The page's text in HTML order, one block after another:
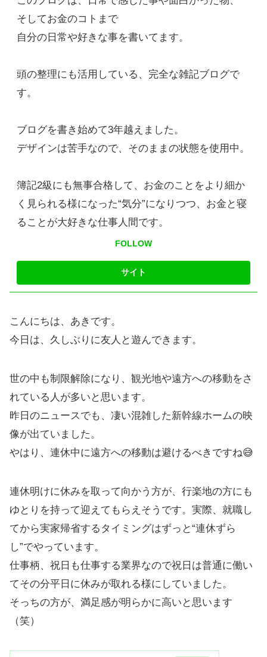
そしてお金のコトまで
自分の日常や好きな事を書いてます。
頭の整理にも活用している、完全な雑記ブログで
す。
ブログを書き始めて3年越えました。
デザインは苦手なので、そのままの状態を使用中。
簿記2級にも無事合格して、お金のことをより細か
く見られる様になった“気分”になりつつ、お金と寝
ることが大好きな仕事人間です。
FOLLOW
こんにちは、あきです。
今日は、久しぶりに友人と遊んできます。
世の中も制限解除になり、観光地や遠方への移動をさ
れている人が多いと思います。
昨日のニュースでも、凄い混雑した新幹線ホームの映
像が出ていました。
やはり、連休中に遠方への移動は避けるべきですね😅
連休明けに休みを取って向かう方が、行楽地の方にも
ゆとりを持って迎えてもらえそうです。実際、就職し
てから実家帰省するタイミングはずっと“連休ずら
し”でやっています。
仕事柄、祝日も仕事する業界なので祝日は普通に働い
てその分平日に休みが取れる様にしていました。
そっちの方が、満足感が明らかに高いと思います
（笑）